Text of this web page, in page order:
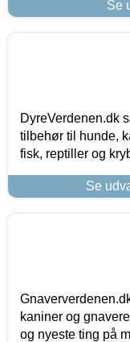
Se
DyreVerdenen.dk
tilbehør til hunde,
fisk, reptiller og
Se
kaniner og
og nyeste ting på